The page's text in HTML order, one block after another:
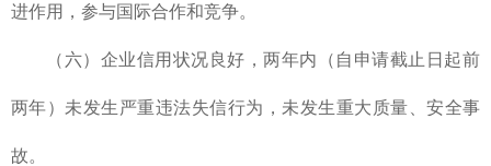
进作用，参与国际合作和竞争。
（六）企业信用状况良好，两年内（自申请截止日起前
两年）未发生严重违法失信行为，未发生重大质量、安全事
故。